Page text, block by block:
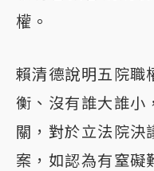
權。
賴清德說明五院職
衡、沒有誰大誰小
關，對於立法院決
案，如認為有窒礙